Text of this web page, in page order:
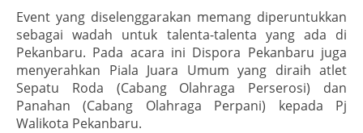
Event yang diselenggarakan memang diperuntukkan
sebagai wadah untuk talenta-talenta yang ada di
Pekanbaru. Pada acara ini Dispora Pekanbaru juga
menyerahkan Piala Juara Umum yang diraih atlet
Sepatu Roda (Cabang Olahraga Perserosi) dan
Panahan (Cabang Olahraga Perpani) kepada Pj
Walikota Pekanbaru.